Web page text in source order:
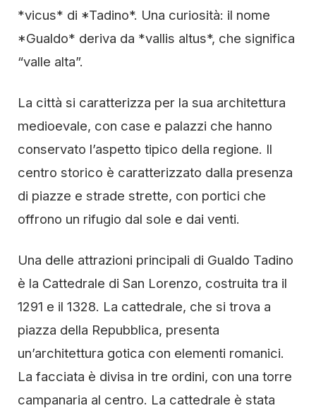
*vicus* di *Tadino*. Una curiosità: il nome
*Gualdo* deriva da *vallis altus*, che significa
“valle alta”.
La città si caratterizza per la sua architettura
medioevale, con case e palazzi che hanno
conservato l’aspetto tipico della regione. Il
centro storico è caratterizzato dalla presenza
di piazze e strade strette, con portici che
offrono un rifugio dal sole e dai venti.
Una delle attrazioni principali di Gualdo Tadino
è la Cattedrale di San Lorenzo, costruita tra il
1291 e il 1328. La cattedrale, che si trova a
piazza della Repubblica, presenta
un’architettura gotica con elementi romanici.
La facciata è divisa in tre ordini, con una torre
campanaria al centro. La cattedrale è stata